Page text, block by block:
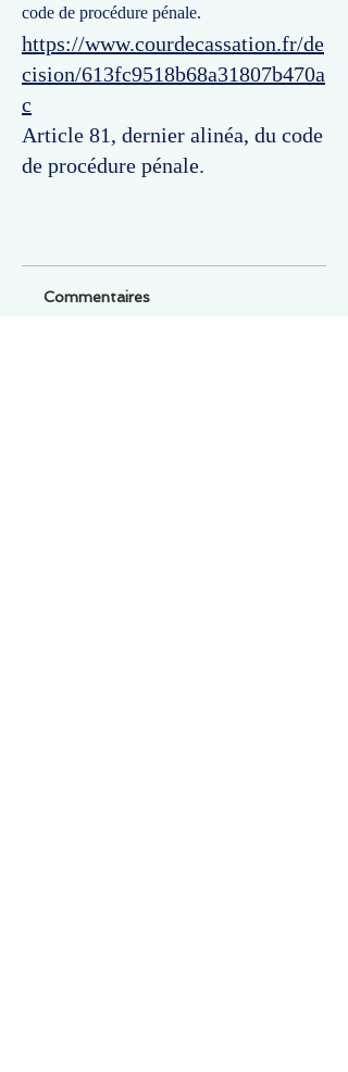
code de procédure pénale.
https://www.courdecassation.fr/de
cision/613fc9518b68a31807b470a
c
Article 81, dernier alinéa, du code
de procédure pénale.
Commentaires